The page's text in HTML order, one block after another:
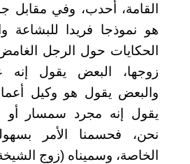
القامة، أحدب، وفي مقابل
هو نموذجا فريدا للبشاعة
الحكايات حول الرجل
زوجها، البعض يقول إنه
والبعض يقول هو وكيل
يقول إنه مجرد سمسار أو
نحن، فحسمنا الأمر
الخاصة، وسميناه (زوج